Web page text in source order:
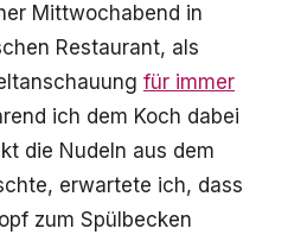
Mittwochabend in
Restaurant, als
für immer
ich dem Koch dabei
die Nudeln aus dem
erwartete ich, dass
zum Spülbecken